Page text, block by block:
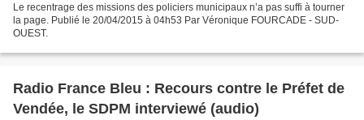
Le recentrage des missions des policiers municipaux n’a pas suffi à tourner
la page. Publié le 20/04/2015 à 04h53 Par Véronique FOURCADE - SUD-
OUEST.
Radio France Bleu : Recours contre le Préfet de
Vendée, le SDPM interviewé (audio)